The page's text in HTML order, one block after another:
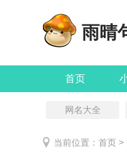
雨晴
首页
网名大全
当前位置： 首页 >